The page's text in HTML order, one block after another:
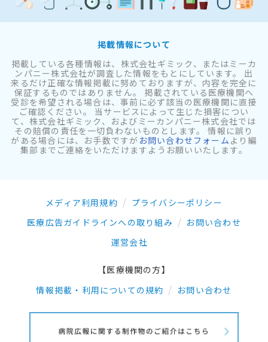
掲載情報について
掲載している各種情報は、株式会社ギミック、またはミーカ
ンパニー株式会社が調査した情報をもとにしています。 出
来るだけ正確な情報掲載に努めておりますが、内容を完全に
保証するものではありません。 掲載されている医療機関へ
受診を希望される場合は、事前に必ず該当の医療機関に直接
ご確認ください。 当サービスによって生じた損害につい
て、株式会社ギミック、およびミーカンパニー株式会社では
その賠償の責任を一切負わないものとします。 情報に誤り
がある場合には、お手数ですが お問い合わせフォーム より編
集部までご連絡をいただけますようお願いいたします。
メディア利用規約
プライバシーポリシー
医療広告ガイドラインへの取り組み
お問い合わせ
運営会社
【医療機関の方】
情報掲載・利用についての規約
お問い合わせ